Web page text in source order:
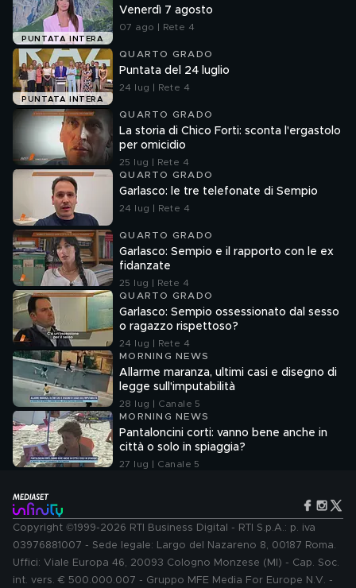
PUNTATA INTERA
Venerdì 7 agosto
07 ago | Rete 4
PUNTATA INTERA
QUARTO GRADO
Puntata del 24 luglio
24 lug | Rete 4
QUARTO GRADO
La storia di Chico Forti: sconta l'ergastolo
per omicidio
25 lug | Rete 4
QUARTO GRADO
Garlasco: le tre telefonate di Sempio
24 lug | Rete 4
QUARTO GRADO
Garlasco: Sempio e il rapporto con le ex
fidanzate
25 lug | Rete 4
QUARTO GRADO
Garlasco: Sempio ossessionato dal sesso
o ragazzo rispettoso?
24 lug | Rete 4
MORNING NEWS
Allarme maranza, ultimi casi e disegno di
legge sull'imputabilità
28 lug | Canale 5
MORNING NEWS
Pantaloncini corti: vanno bene anche in
città o solo in spiaggia?
27 lug | Canale 5
Copyright ©1999-2026 RTI Business Digital - RTI S.p.A.: p. iva
03976881007 - Sede legale: Largo del Nazareno 8, 00187 Roma.
Uffici: Viale Europa 46, 20093 Cologno Monzese (MI) - Cap. Soc.
int. vers. € 500.000.007 - Gruppo MFE Media For Europe N.V. -